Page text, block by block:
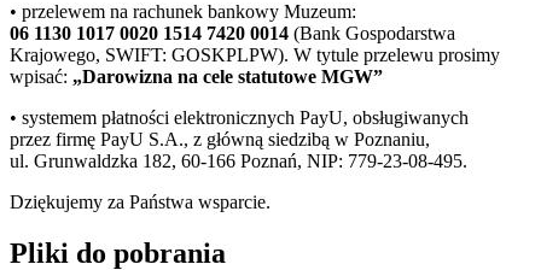
• przelewem na rachunek bankowy Muzeum:
06 1130 1017 0020 1514 7420 0014 (Bank Gospodarstwa
Krajowego, SWIFT: GOSKPLPW). W tytule przelewu prosimy
wpisać: „Darowizna na cele statutowe MGW”
• systemem płatności elektronicznych PayU, obsługiwanych
przez firmę PayU S.A., z główną siedzibą w Poznaniu,
ul. Grunwaldzka 182, 60-166 Poznań, NIP: 779-23-08-495.
Dziękujemy za Państwa wsparcie.
Pliki do pobrania